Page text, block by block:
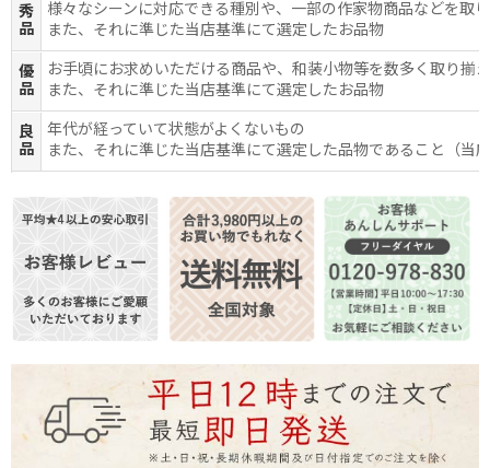
秀
品
様々なシーンに対応できる種別や、一部の作家物商品などを取
また、それに準じた当店基準にて選定したお品物
優
品
お手頃にお求めいただける商品や、和装小物等を数多く取り揃
また、それに準じた当店基準にて選定したお品物
良
品
年代が経っていて状態がよくないもの
また、それに準じた当店基準にて選定した品物であること（当